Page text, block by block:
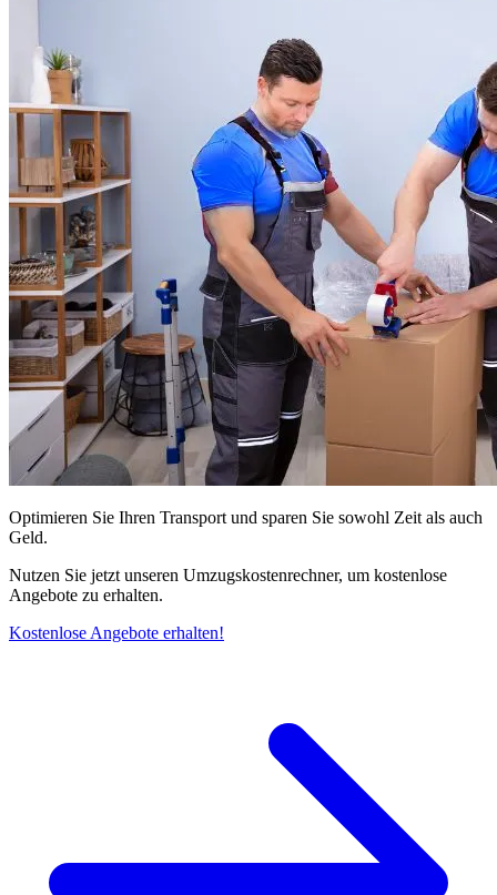
Optimieren Sie Ihren Transport und sparen Sie sowohl Zeit als auch
Geld.
Nutzen Sie jetzt unseren Umzugskostenrechner, um kostenlose
Angebote zu erhalten.
Kostenlose Angebote erhalten!